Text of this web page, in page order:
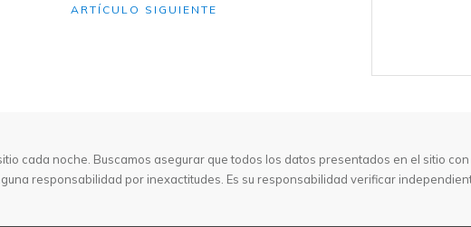
ARTÍCULO SIGUIENTE
cada noche. Buscamos asegurar que todos los datos presentados en el sitio
responsabilidad por inexactitudes. Es su responsabilidad verificar